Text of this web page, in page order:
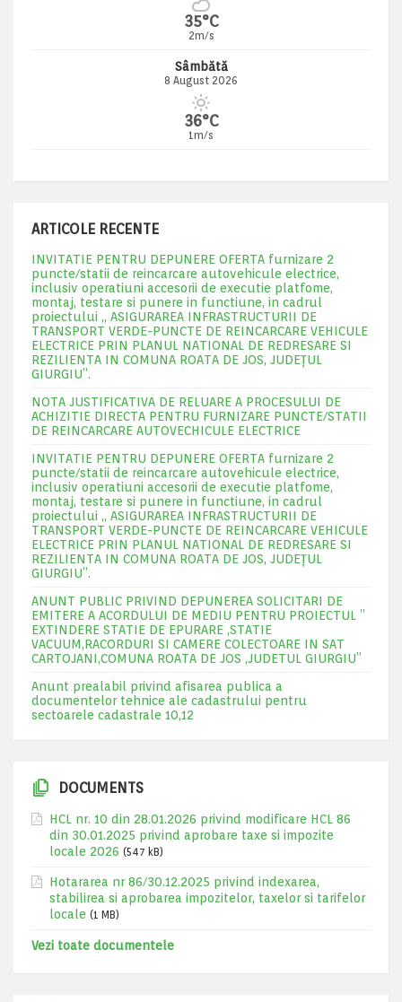
35°C
2m/s
Sâmbătă
8 August 2026
36°C
1m/s
ARTICOLE RECENTE
INVITATIE PENTRU DEPUNERE OFERTA furnizare 2
puncte/statii de reincarcare autovehicule electrice,
inclusiv operatiuni accesorii de executie platfome,
montaj, testare si punere in functiune, in cadrul
proiectului „ ASIGURAREA INFRASTRUCTURII DE
TRANSPORT VERDE-PUNCTE DE REINCARCARE VEHICULE
ELECTRICE PRIN PLANUL NATIONAL DE REDRESARE SI
REZILIENTA IN COMUNA ROATA DE JOS, JUDEŢUL
GIURGIU”.
NOTA JUSTIFICATIVA DE RELUARE A PROCESULUI DE
ACHIZITIE DIRECTA PENTRU FURNIZARE PUNCTE/STATII
DE REINCARCARE AUTOVECHICULE ELECTRICE
INVITATIE PENTRU DEPUNERE OFERTA furnizare 2
puncte/statii de reincarcare autovehicule electrice,
inclusiv operatiuni accesorii de executie platfome,
montaj, testare si punere in functiune, in cadrul
proiectului „ ASIGURAREA INFRASTRUCTURII DE
TRANSPORT VERDE-PUNCTE DE REINCARCARE VEHICULE
ELECTRICE PRIN PLANUL NATIONAL DE REDRESARE SI
REZILIENTA IN COMUNA ROATA DE JOS, JUDEŢUL
GIURGIU”.
ANUNT PUBLIC PRIVIND DEPUNEREA SOLICITARI DE
EMITERE A ACORDULUI DE MEDIU PENTRU PROIECTUL ”
EXTINDERE STATIE DE EPURARE ,STATIE
VACUUM,RACORDURI SI CAMERE COLECTOARE IN SAT
CARTOJANI,COMUNA ROATA DE JOS ,JUDETUL GIURGIU”
Anunt prealabil privind afisarea publica a
documentelor tehnice ale cadastrului pentru
sectoarele cadastrale 10,12
DOCUMENTS
HCL nr. 10 din 28.01.2026 privind modificare HCL 86
din 30.01.2025 privind aprobare taxe si impozite
locale 2026 (547 kB)
Hotararea nr 86/30.12.2025 privind indexarea,
stabilirea si aprobarea impozitelor, taxelor si tarifelor
locale (1 MB)
Vezi toate documentele